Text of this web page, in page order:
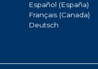
Español (España)
Français (Canada)
Deutsch